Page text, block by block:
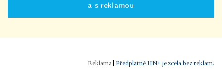
a s reklamou
| Předplatné HN+ je zcela bez reklam.